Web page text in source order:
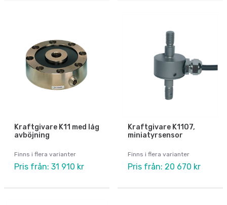
Kraftgivare K11 med låg
avböjning
Finns i flera varianter
Pris från: 31 910 kr
Kraftgivare K1107,
miniatyrsensor
Finns i flera varianter
Pris från: 20 670 kr